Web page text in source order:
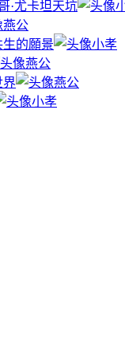
·尤卡坦天坑
燕公
的願景
小孝
燕公
界
燕公
小孝